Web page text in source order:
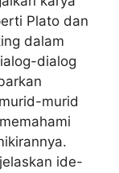
Plato dan
dalam
dialog
murid
ide-